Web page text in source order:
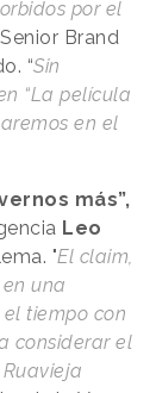
por el
Brand
“Sin
“La película
en el
más”,
Leo
"El claim,
en una
tiempo con
considerar el